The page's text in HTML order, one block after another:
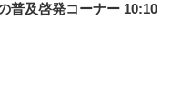
普及啓発コーナー 10:10